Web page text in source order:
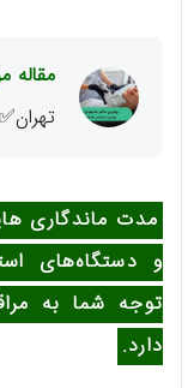
مقاله
تهران✅【
مدت ماندگاری
و دستگاه‌های
توجه شما به
دارد.